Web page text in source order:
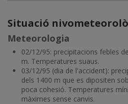
Situació
Meteorologia
02/12/95: precipitacions febles
m. Temperatures suaus.
03/12/95 (dia de l'accident):
dels 1400 m que es dipositen
poca cohesió. Temperatures
màximes sense canvis.